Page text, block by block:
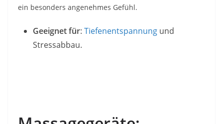
ein besonders angenehmes Gefühl.
Geeignet für: Tiefenentspannung und
Stressabbau.